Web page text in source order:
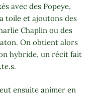
avec des Popeye,
toile et ajoutons des
Chaplin ou des
On obtient alors
hybride, un récit fait
ensuite animer en